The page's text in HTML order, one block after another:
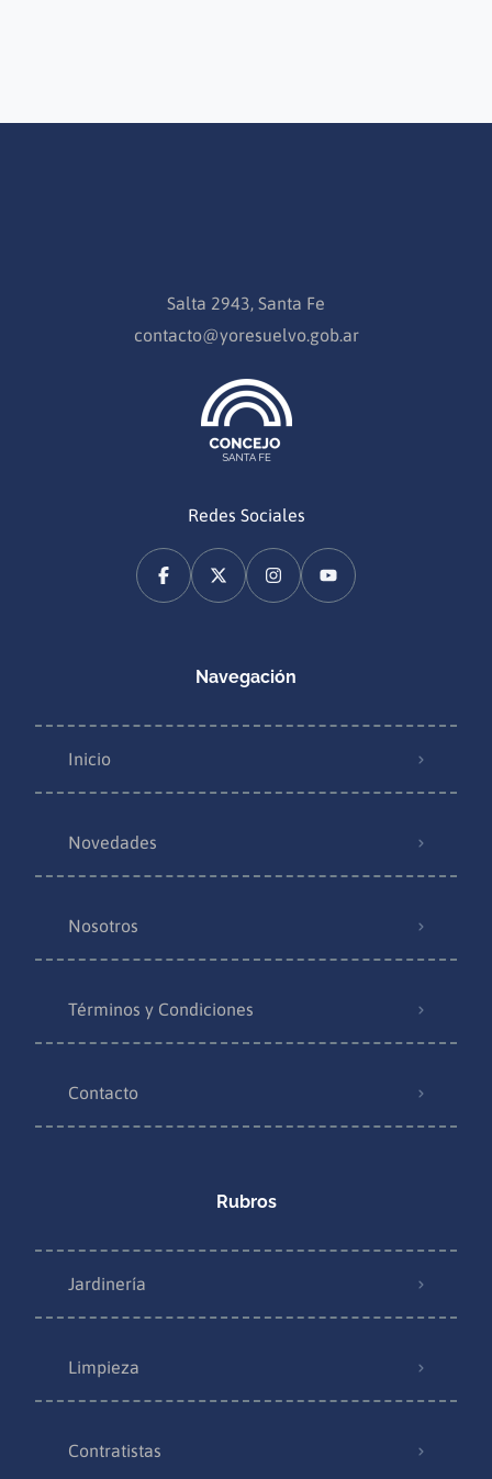
Salta 2943, Santa Fe
contacto@yoresuelvo.gob.ar
Redes Sociales
Navegación
Inicio
Novedades
Nosotros
Términos y Condiciones
Contacto
Rubros
Jardinería
Limpieza
Contratistas